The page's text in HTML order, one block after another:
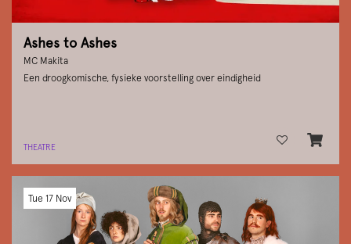
Ashes to Ashes
MC Makita
Een droogkomische, fysieke voorstelling over eindigheid
THEATRE
Tue 17 Nov